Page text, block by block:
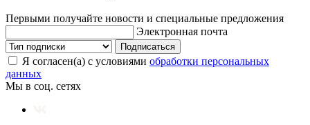
Первыми получайте новости и специальные предложения
Электронная почта
Подписаться
Я согласен(а) с условиями обработки персональных
данных
Мы в соц. сетях